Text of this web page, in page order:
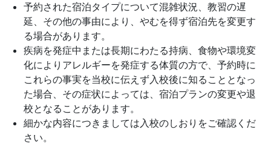
予約された宿泊タイプについて混雑状況、教習の遅
延、その他の事由により、やむを得ず宿泊先を変更す
る場合があります。
疾病を発症中または長期にわたる持病、食物や環境変
化によりアレルギーを発症する体質の方で、予約時に
これらの事実を当校に伝えず入校後に知ることとなっ
た場合、その症状によっては、宿泊プランの変更や退
校となることがあります。
細かな内容につきましては入校のしおりをご確認くだ
さい。